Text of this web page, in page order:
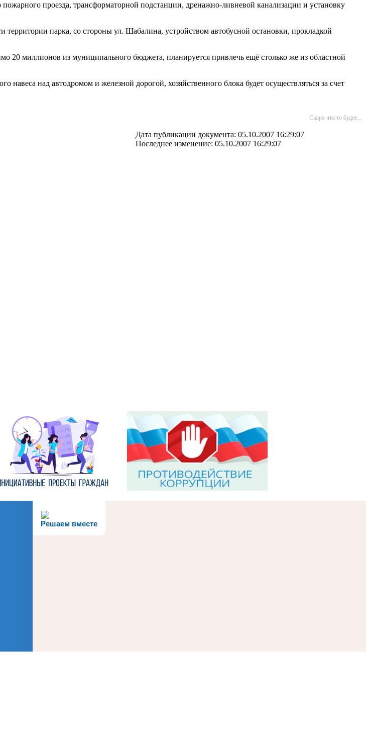
проезда, трансформаторной подстанции, дренажно-ливневой канализации и установку
территории парка, со стороны ул. Шабалина, устройством автобусной остановки, прокладкой
миллионов из муниципального бюджета, планируется привлечь ещё столько же из областной
навеса над автодромом и железной дорогой, хозяйственного блока будет осуществляться за счет
Скоро что то будет...
Дата публикации документа: 05.10.2007 16:29:07
Последнее изменение: 05.10.2007 16:29:07
Решаем вместе